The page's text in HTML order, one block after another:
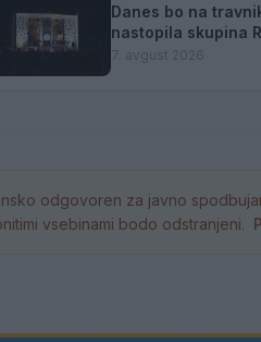
Danes bo na
nastopila skupina
7. avgust 2026
odgovoren za javno
vsebinami bodo odstranjeni.